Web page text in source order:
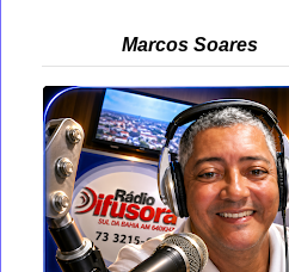
Marcos Soares